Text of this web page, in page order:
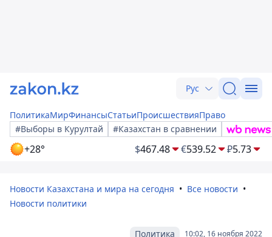
Рус
ПолитикаМирФинансыСтатьиПроисшествияПраво
#Выборы в Курултай
#Казахстан в сравнении
+28° $467.48 €539.52 ₽5.73
Новости Казахстана и мира на сегодня
Все новости
Новости политики
10:02, 16 ноября 2022
Политика